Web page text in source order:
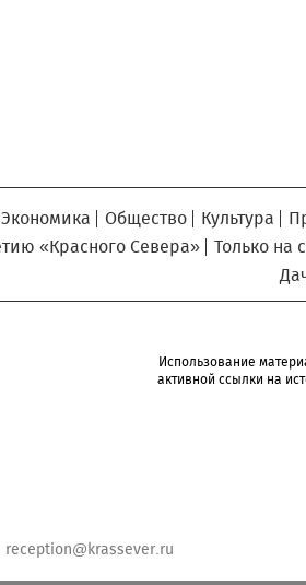
Экономика Общество Культура
«Красного Севера»
Только на
Использование
активной ссылки на
reception@krassever.ru